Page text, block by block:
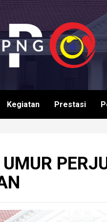
Kegiatan Prestasi